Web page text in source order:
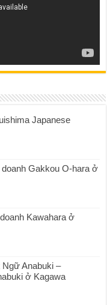
Japanese
Gakkou O-hara ở
Kawahara ở
Anabuki –
ở Kagawa